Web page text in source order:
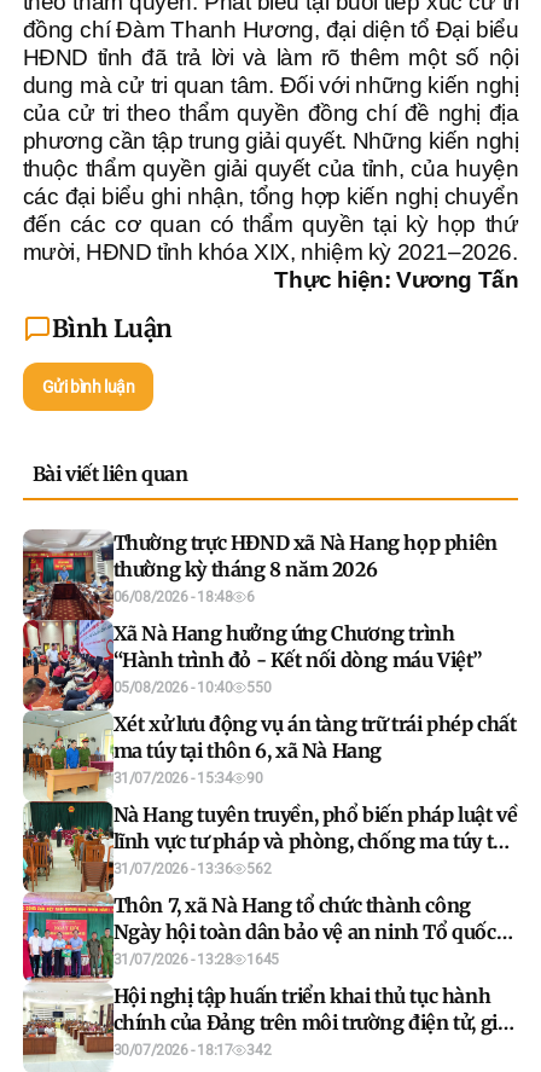
đồng chí Đàm Thanh Hương, đại diện tổ Đại biểu
HĐND tỉnh đã trả lời và làm rõ thêm một số nội
dung mà cử tri quan tâm. Đối với những kiến nghị
của cử tri theo thẩm quyền đồng chí đề nghị địa
phương cần tập trung giải quyết. Những kiến nghị
thuộc thẩm quyền giải quyết của tỉnh, của huyện
các đại biểu ghi nhận, tổng hợp kiến nghị chuyển
đến các cơ quan có thẩm quyền tại kỳ họp thứ
mười, HĐND tỉnh khóa XIX, nhiệm kỳ 2021–2026.
Thực hiện: Vương Tấn
Bình Luận
Gửi bình luận
Bài viết liên quan
Thường trực HĐND xã Nà Hang họp phiên
thường kỳ tháng 8 năm 2026
06/08/2026 - 18:48 6
Xã Nà Hang hưởng ứng Chương trình
“Hành trình đỏ - Kết nối dòng máu Việt”
05/08/2026 - 10:40 550
Xét xử lưu động vụ án tàng trữ trái phép chất
ma túy tại thôn 6, xã Nà Hang
31/07/2026 - 15:34 90
Nà Hang tuyên truyền, phổ biến pháp luật về
lĩnh vực tư pháp và phòng, chống ma túy tại
thôn 6
31/07/2026 - 13:36 562
Thôn 7, xã Nà Hang tổ chức thành công
Ngày hội toàn dân bảo vệ an ninh Tổ quốc
năm 2026
31/07/2026 - 13:28 1645
Hội nghị tập huấn triển khai thủ tục hành
chính của Đảng trên môi trường điện tử, giai
đoạn 2
30/07/2026 - 18:17 342